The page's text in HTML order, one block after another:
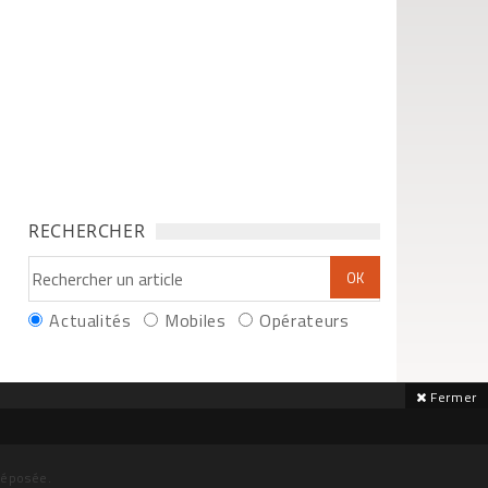
RECHERCHER
Actualités Mobiles Opérateurs
Fermer